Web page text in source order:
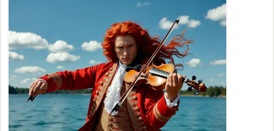
Перестань его душить.
Сделай вдох, открой в нем дверцу,
И сумей свет полюбить.
Я всё знал, раз солнце светит,
Ты лучи его лови.